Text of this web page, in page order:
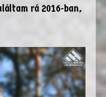
rá 2016-ban,